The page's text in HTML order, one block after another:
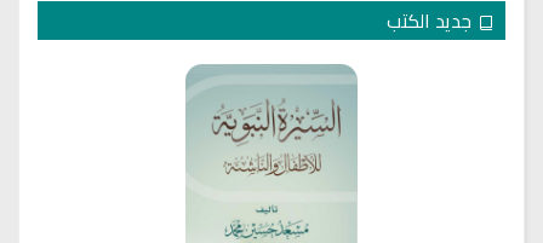
جديد الكتب